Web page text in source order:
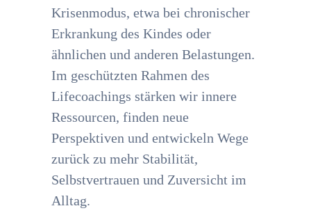
Krisenmodus, etwa bei chronischer
Erkrankung des Kindes oder
ähnlichen und anderen Belastungen.
Im geschützten Rahmen des
Lifecoachings stärken wir innere
Ressourcen, finden neue
Perspektiven und entwickeln Wege
zurück zu mehr Stabilität,
Selbstvertrauen und Zuversicht im
Alltag.